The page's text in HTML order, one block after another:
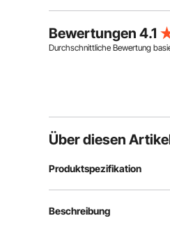
Bewertungen 4.1
Durchschnittliche Bewertung
Über diesen
Produktspezifikation
Artikelmodellnummer
Beschreibung